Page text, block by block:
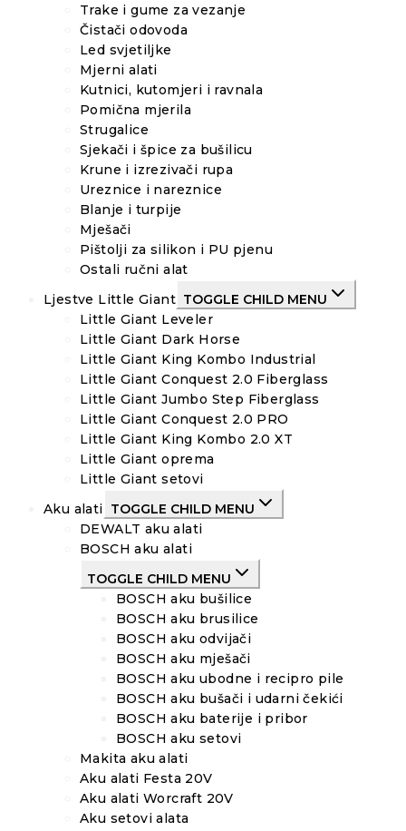
Trake i gume za vezanje
Čistači odovoda
Led svjetiljke
Mjerni alati
Kutnici, kutomjeri i ravnala
Pomična mjerila
Strugalice
Sjekači i špice za bušilicu
Krune i izrezivači rupa
Ureznice i nareznice
Blanje i turpije
Mješači
Pištolji za silikon i PU pjenu
Ostali ručni alat
Ljestve Little Giant TOGGLE CHILD MENU
Little Giant Leveler
Little Giant Dark Horse
Little Giant King Kombo Industrial
Little Giant Conquest 2.0 Fiberglass
Little Giant Jumbo Step Fiberglass
Little Giant Conquest 2.0 PRO
Little Giant King Kombo 2.0 XT
Little Giant oprema
Little Giant setovi
Aku alati TOGGLE CHILD MENU
DEWALT aku alati
BOSCH aku alati
TOGGLE CHILD MENU
BOSCH aku bušilice
BOSCH aku brusilice
BOSCH aku odvijači
BOSCH aku mješači
BOSCH aku ubodne i recipro pile
BOSCH aku bušači i udarni čekići
BOSCH aku baterije i pribor
BOSCH aku setovi
Makita aku alati
Aku alati Festa 20V
Aku alati Worcraft 20V
Aku setovi alata